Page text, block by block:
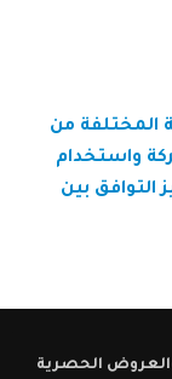
المختلفة من
واستخدام
بين